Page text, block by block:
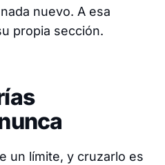
nuevo. A esa
propia sección.
un límite, y cruzarlo es